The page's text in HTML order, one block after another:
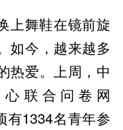
上舞鞋在镜前旋
如今，越来越多
热爱。上周，中
联合问卷网
有1334名青年参